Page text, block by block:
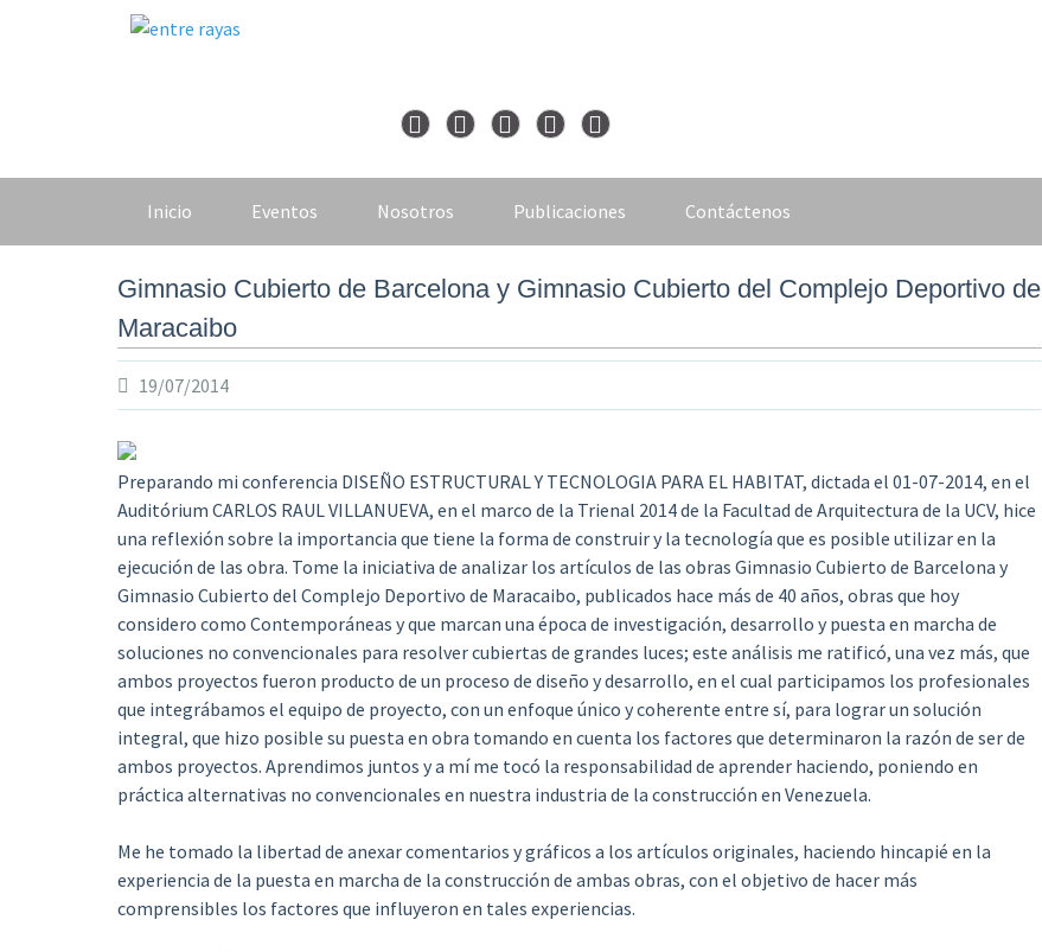
Inicio Eventos Nosotros Publicaciones Contáctenos
Gimnasio Cubierto de Barcelona y Gimnasio Cubierto del Complejo Deportivo de
Maracaibo
19/07/2014
Preparando mi conferencia DISEÑO ESTRUCTURAL Y TECNOLOGIA PARA EL HABITAT, dictada el 01-07-2014, en el
Auditórium CARLOS RAUL VILLANUEVA, en el marco de la Trienal 2014 de la Facultad de Arquitectura de la UCV, hice
una reflexión sobre la importancia que tiene la forma de construir y la tecnología que es posible utilizar en la
ejecución de las obra. Tome la iniciativa de analizar los artículos de las obras Gimnasio Cubierto de Barcelona y
Gimnasio Cubierto del Complejo Deportivo de Maracaibo, publicados hace más de 40 años, obras que hoy
considero como Contemporáneas y que marcan una época de investigación, desarrollo y puesta en marcha de
soluciones no convencionales para resolver cubiertas de grandes luces; este análisis me ratificó, una vez más, que
ambos proyectos fueron producto de un proceso de diseño y desarrollo, en el cual participamos los profesionales
que integrábamos el equipo de proyecto, con un enfoque único y coherente entre sí, para lograr un solución
integral, que hizo posible su puesta en obra tomando en cuenta los factores que determinaron la razón de ser de
ambos proyectos. Aprendimos juntos y a mí me tocó la responsabilidad de aprender haciendo, poniendo en
práctica alternativas no convencionales en nuestra industria de la construcción en Venezuela.
Me he tomado la libertad de anexar comentarios y gráficos a los artículos originales, haciendo hincapié en la
experiencia de la puesta en marcha de la construcción de ambas obras, con el objetivo de hacer más
comprensibles los factores que influyeron en tales experiencias.